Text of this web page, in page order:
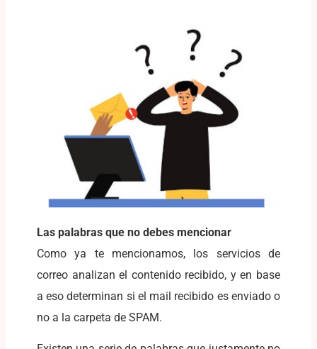
Las palabras que no debes mencionar
Como ya te mencionamos, los servicios de
correo analizan el contenido recibido, y en base
a eso determinan si el mail recibido es enviado o
no a la carpeta de SPAM.